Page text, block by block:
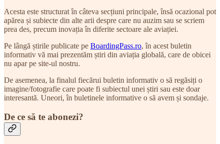
Acesta este structurat în câteva secțiuni principale, însă ocazional pot
apărea și subiecte din alte arii despre care nu auzim sau se scriem
prea des, precum inovația în diferite sectoare ale aviației.
Pe lângă știrile publicate pe BoardingPass.ro, în acest buletin
informativ vă mai prezentăm știri din aviația globală, care de obicei
nu apar pe site-ul nostru.
De asemenea, la finalul fiecărui buletin informativ o să regăsiți o
imagine/fotografie care poate fi subiectul unei știri sau este doar
interesantă. Uneori, în buletinele informative o să avem și sondaje.
De ce să te abonezi?